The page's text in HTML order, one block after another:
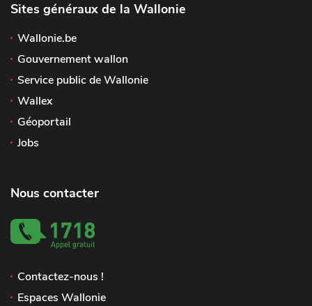
Sites généraux de la Wallonie
Wallonie.be
Gouvernement wallon
Service public de Wallonie
Wallex
Géoportail
Jobs
Nous contacter
Contactez-nous !
Espaces Wallonie